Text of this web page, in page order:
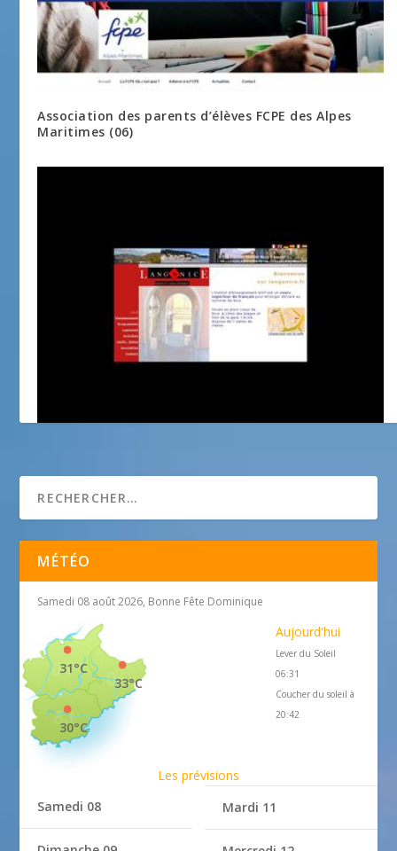
Association des parents d’élèves FCPE des Alpes
Maritimes (06)
MÉTÉO
Samedi 08 août 2026, Bonne Fête Dominique
33°C
31°C
30°C
Aujourd'hui
Lever du Soleil
06:31
Coucher du soleil à
20:42
Les prévisions
Samedi 08
Mardi 11